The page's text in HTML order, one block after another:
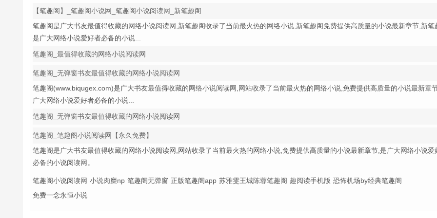
【笔趣阁】_笔趣阁小说网_笔趣阁小说阅读网_新笔趣阁
笔趣阁是广大书友最值得收藏的网络小说阅读网,新笔趣阁收录了当前最火热的网络小说,新笔趣阁免费提供高质量的小说最新章节,新笔
是广大网络小说爱好者必备的小说...
笔趣阁_最值得收藏的网络小说阅读网
笔趣阁_无弹窗书友最值得收藏的网络小说阅读网
笔趣阁(www.biqugex.com)是广大书友最值得收藏的网络小说阅读网,网站收录了当前最火热的网络小说,免费提供高质量的小说最新章
广大网络小说爱好者必备的小说...
笔趣阁_无弹窗书友最值得收藏的网络小说阅读网
笔趣阁_笔趣阁小说阅读网【永久免费】
笔趣阁是广大书友最值得收藏的网络小说阅读网,网站收录了当前最火热的网络小说,免费提供高质量的小说最新章节,是广大网络小说爱
必备的小说阅读网。
笔趣阁小说阅读网 小说肉糜np 笔趣阁无弹窗 正版笔趣阁app 苏雅雯王城陈蓉笔趣阁 趣阅读手机版 恐怖机场by经典笔趣阁
免费一念永恒小说